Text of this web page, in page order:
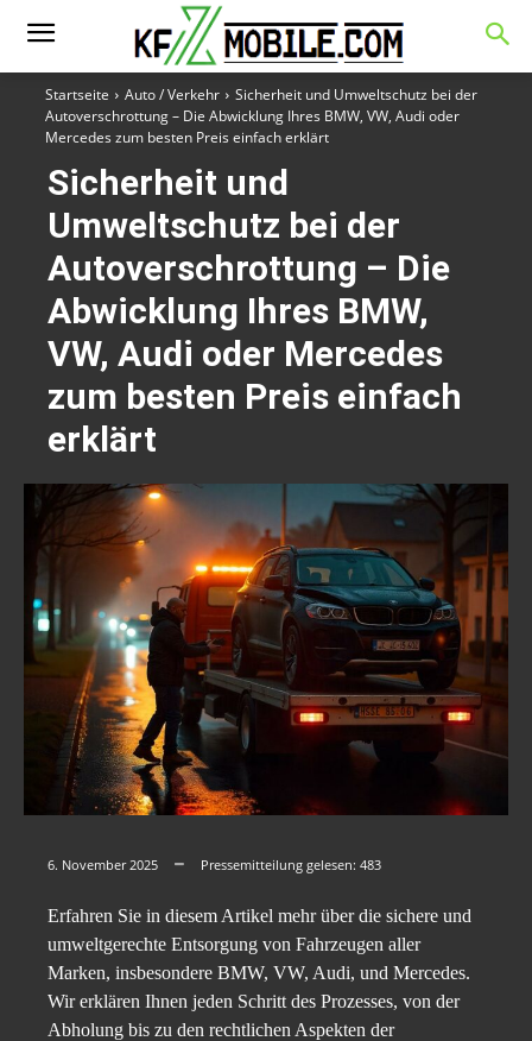
Startseite Auto / Verkehr
Sicherheit und Umweltschutz bei der
Autoverschrottung – Die Abwicklung Ihres BMW, VW, Audi oder
Mercedes zum besten Preis einfach erklärt
Sicherheit und
Umweltschutz bei der
Autoverschrottung – Die
Abwicklung Ihres BMW,
VW, Audi oder Mercedes
zum besten Preis einfach
erklärt
6. November 2025 Pressemitteilung gelesen: 483
Erfahren Sie in diesem Artikel mehr über die sichere und
umweltgerechte Entsorgung von Fahrzeugen aller
Marken, insbesondere BMW, VW, Audi, und Mercedes.
Wir erklären Ihnen jeden Schritt des Prozesses, von der
Abholung bis zu den rechtlichen Aspekten der